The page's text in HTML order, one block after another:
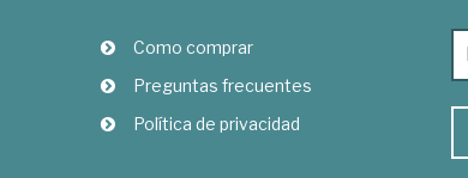
Como comprar
Preguntas frecuentes
Política de privacidad